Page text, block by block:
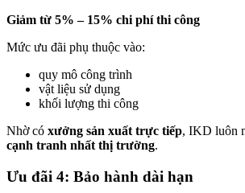
Giảm từ 5% – 15% chi phí thi công
Mức ưu đãi phụ thuộc vào:
quy mô công trình
vật liệu sử dụng
khối lượng thi công
Nhờ có xưởng sản xuất trực tiếp, IKD luôn
cạnh tranh nhất thị trường.
Ưu đãi 4: Bảo hành dài hạn